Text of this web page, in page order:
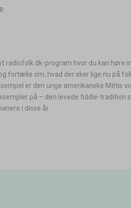
radiofolk.dk-program hvor du kan høre
fortælle om, hvad der sker lige nu på
er den unge amerikanske Métis
på – den levede fiddle-tradition
i disse år.